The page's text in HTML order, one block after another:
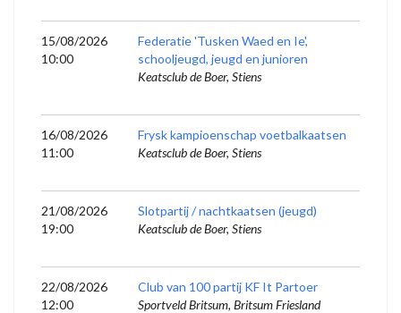
15/08/2026
10:00
Federatie 'Tusken Waed en Ie',
schooljeugd, jeugd en junioren
Keatsclub de Boer, Stiens
16/08/2026
11:00
Frysk kampioenschap voetbalkaatsen
Keatsclub de Boer, Stiens
21/08/2026
19:00
Slotpartij / nachtkaatsen (jeugd)
Keatsclub de Boer, Stiens
22/08/2026
12:00
Club van 100 partij KF It Partoer
Sportveld Britsum, Britsum Friesland